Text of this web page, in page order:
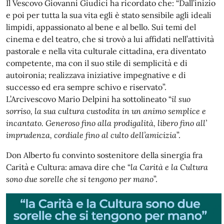
Il Vescovo Giovanni Giudici ha ricordato che: “Dall’inizio
e poi per tutta la sua vita egli è stato sensibile agli ideali
limpidi, appassionato al bene e al bello. Sui temi del
cinema e del teatro, che si trovò a lui affidati nell’attività
pastorale e nella vita culturale cittadina, era diventato
competente, ma con il suo stile di semplicità e di
autoironia; realizzava iniziative impegnative e di
successo ed era sempre schivo e riservato”.
L’Arcivescovo Mario Delpini ha sottolineato “il suo
sorriso, la sua cultura custodita in un animo semplice e
incantato. Generoso fino alla prodigalità, libero fino all’
imprudenza, cordiale fino al culto dell’amicizia”.
Don Alberto fu convinto sostenitore della sinergia fra
Carità e Cultura: amava dire che “la Carità e la Cultura
sono due sorelle che si tengono per mano”.